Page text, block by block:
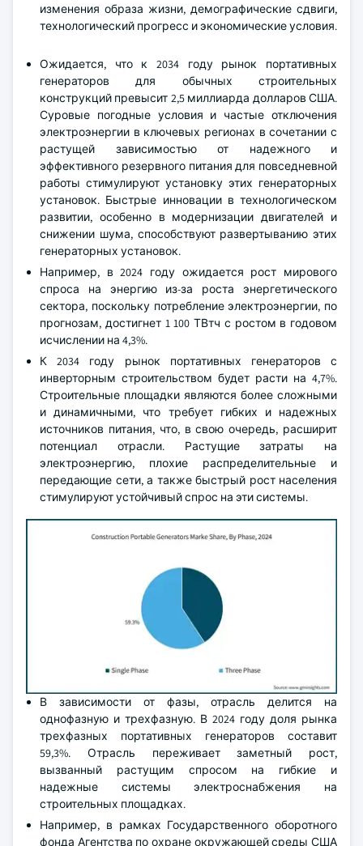
изменения образа жизни, демографические сдвиги,
технологический прогресс и экономические условия.
Ожидается, что к 2034 году рынок портативных
генераторов для обычных строительных
конструкций превысит 2,5 миллиарда долларов США.
Суровые погодные условия и частые отключения
электроэнергии в ключевых регионах в сочетании с
растущей зависимостью от надежного и
эффективного резервного питания для повседневной
работы стимулируют установку этих генераторных
установок. Быстрые инновации в технологическом
развитии, особенно в модернизации двигателей и
снижении шума, способствуют развертыванию этих
генераторных установок.
Например, в 2024 году ожидается рост мирового
спроса на энергию из-за роста энергетического
сектора, поскольку потребление электроэнергии, по
прогнозам, достигнет 1 100 ТВтч с ростом в годовом
исчислении на 4,3%.
К 2034 году рынок портативных генераторов с
инверторным строительством будет расти на 4,7%.
Строительные площадки являются более сложными
и динамичными, что требует гибких и надежных
источников питания, что, в свою очередь, расширит
потенциал отрасли. Растущие затраты на
электроэнергию, плохие распределительные и
передающие сети, а также быстрый рост населения
стимулируют устойчивый спрос на эти системы.
В зависимости от фазы, отрасль делится на
однофазную и трехфазную. В 2024 году доля рынка
трехфазных портативных генераторов составит
59,3%. Отрасль переживает заметный рост,
вызванный растущим спросом на гибкие и
надежные системы электроснабжения на
строительных площадках.
Например, в рамках Государственного оборотного
фонда Агентства по охране окружающей среды США